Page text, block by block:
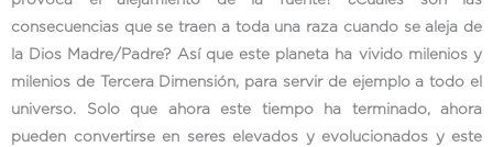
consecuencias que se traen a toda una raza cuando se aleja de
la Dios Madre/Padre? Así que este planeta ha vivido milenios y
milenios de Tercera Dimensión, para servir de ejemplo a todo el
universo. Solo que ahora este tiempo ha terminado, ahora
pueden convertirse en seres elevados y evolucionados y este